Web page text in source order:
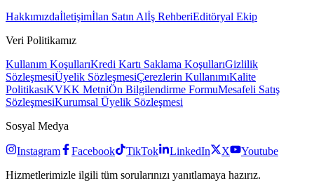
Hakkımızdaİletişimİlan Satın Alİş RehberiEditöryal Ekip
Veri Politikamız
Kullanım KoşullarıKredi Kartı Saklama KoşullarıGizlilik
SözleşmesiÜyelik SözleşmesiÇerezlerin KullanımıKalite
PolitikasıKVKK MetniÖn Bilgilendirme FormuMesafeli Satış
SözleşmesiKurumsal Üyelik Sözleşmesi
Sosyal Medya
Instagram Facebook TikTok LinkedIn X
Youtube
Hizmetlerimizle ilgili tüm sorularınızı yanıtlamaya hazırız.